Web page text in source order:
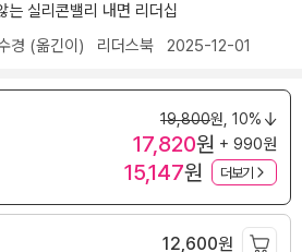
는 실리콘밸리 내면 리더십
경 (옮긴이) 리더스북 2025-12-01
19,800원, 10%
17,820원 + 990원
15,147원 더보기
12,600원